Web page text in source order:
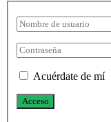
Acuérdate de mí